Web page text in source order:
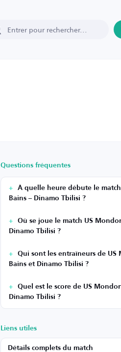
Questions fréquentes
À quelle heure débute le
Bains – Dinamo Tbilisi ?
Où se joue le match US
Dinamo Tbilisi ?
Qui sont les entraîneurs de US
Bains et Dinamo Tbilisi ?
Quel est le score de US
Dinamo Tbilisi ?
Liens utiles
Détails complets du match